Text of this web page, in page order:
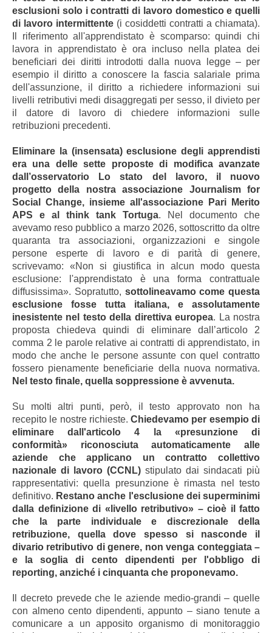
esclusioni solo i contratti di lavoro domestico e quelli
di lavoro intermittente (i cosiddetti contratti a chiamata).
Il riferimento all'apprendistato è scomparso: quindi chi
lavora in apprendistato è ora incluso nella platea dei
beneficiari dei diritti introdotti dalla nuova legge – per
esempio il diritto a conoscere la fascia salariale prima
dell'assunzione, il diritto a richiedere informazioni sui
livelli retributivi medi disaggregati per sesso, il divieto per
il datore di lavoro di chiedere informazioni sulle
retribuzioni precedenti.
Eliminare la (insensata) esclusione degli apprendisti
era una delle sette proposte di modifica avanzate
dall’osservatorio Lo stato del lavoro, il nuovo
progetto della nostra associazione Journalism for
Social Change, insieme all'associazione Pari Merito
APS e al think tank Tortuga. Nel documento che
avevamo reso pubblico a marzo 2026, sottoscritto da oltre
quaranta tra associazioni, organizzazioni e singole
persone esperte di lavoro e di parità di genere,
scrivevamo: «Non si giustifica in alcun modo questa
esclusione: l'apprendistato è una forma contrattuale
diffusissima». Sopratutto, sottolineavamo come questa
esclusione fosse tutta italiana, e assolutamente
inesistente nel testo della direttiva europea. La nostra
proposta chiedeva quindi di eliminare dall’articolo 2
comma 2 le parole relative ai contratti di apprendistato, in
modo che anche le persone assunte con quel contratto
fossero pienamente beneficiarie della nuova normativa.
Nel testo finale, quella soppressione è avvenuta.
Su molti altri punti, però, il testo approvato non ha
recepito le nostre richieste.Chiedevamo per esempio di
eliminare dall'articolo 4 la «presunzione di
conformità» riconosciuta automaticamente alle
aziende che applicano un contratto collettivo
nazionale di lavoro (CCNL) stipulato dai sindacati più
rappresentativi: quella presunzione è rimasta nel testo
definitivo. Restano anche l'esclusione dei superminimi
dalla definizione di «livello retributivo» – cioè il fatto
che la parte individuale e discrezionale della
retribuzione, quella dove spesso si nasconde il
divario retributivo di genere, non venga conteggiata –
e la soglia di cento dipendenti per l'obbligo di
reporting, anziché i cinquanta che proponevamo.
Il decreto prevede che le aziende medio-grandi – quelle
con almeno cento dipendenti, appunto – siano tenute a
comunicare a un apposito organismo di monitoraggio